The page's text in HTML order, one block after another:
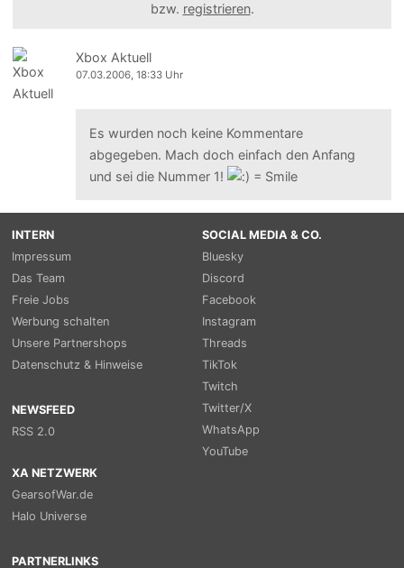
bzw. registrieren.
Xbox Aktuell
07.03.2006, 18:33 Uhr
Es wurden noch keine Kommentare
abgegeben. Mach doch einfach den Anfang
und sei die Nummer 1!
INTERN
Impressum
Das Team
Freie Jobs
Werbung schalten
Unsere Partnershops
Datenschutz & Hinweise
NEWSFEED
RSS 2.0
SOCIAL MEDIA & CO.
Bluesky
Discord
Facebook
Instagram
Threads
TikTok
Twitch
Twitter/X
WhatsApp
YouTube
XA NETZWERK
GearsofWar.de
Halo Universe
PARTNERLINKS